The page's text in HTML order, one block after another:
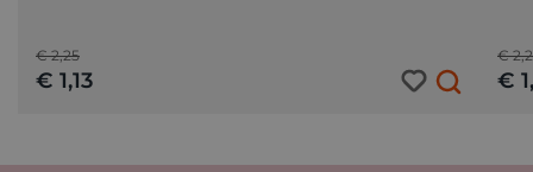
€ 2,25
€ 1,13
€
€